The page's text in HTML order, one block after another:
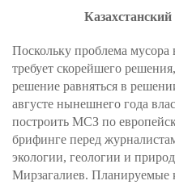
Поскольку проблема мусора
требует скорейшего
решение равняться в
августе нынешнего года
построить МСЗ по
брифинге перед
экологии, геологии и
Мирзагалиев. Планируемые